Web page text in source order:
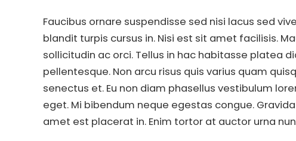
Faucibus ornare suspendisse sed nisi lacus sed
blandit turpis cursus in. Nisi est sit amet facilisis.
sollicitudin ac orci. Tellus in hac habitasse platea
pellentesque. Non arcu risus quis varius quam
senectus et. Eu non diam phasellus vestibulum
eget. Mi bibendum neque egestas congue.
amet est placerat in. Enim tortor at auctor urna